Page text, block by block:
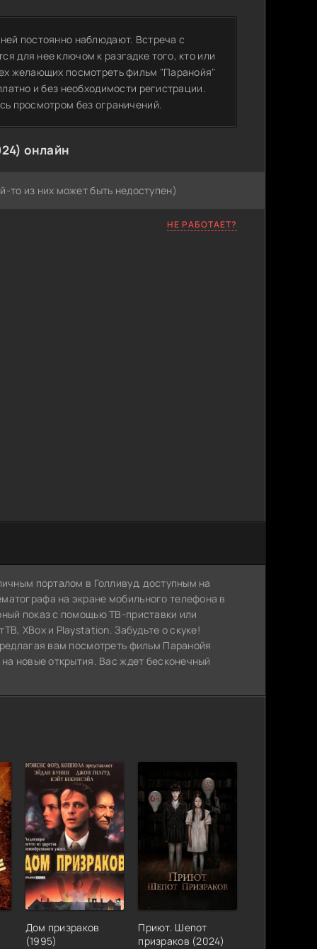
постоянно наблюдают. Встреча с
для нее ключом к разгадке того, кто или
желающих посмотреть фильм "Паранойя"
и без необходимости регистрации.
просмотром без ограничений.
онлайн
то из них может быть недоступен)
НЕ РАБОТАЕТ?
порталом в Голливуд, доступным на
на экране мобильного телефона в
показ с помощью ТВ-приставки или
XBox и Playstation. Забудьте о скуке!
вам посмотреть фильм Паранойя
новые открытия. Вас ждет бесконечный
Дом призраков
(1995)
Приют. Шепот
призраков (2024)